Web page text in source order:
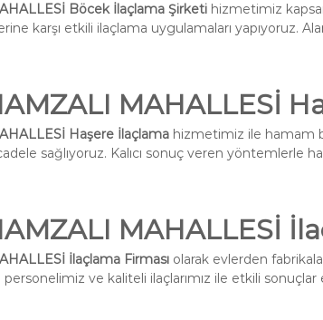
Böcek İlaçlama Şirketi hizmetimiz
karşı etkili ilaçlama uygulamaları yapıyoruz.
MAHALLESİ
Haşere İlaçlama hizmetimiz ile hamam
sağlıyoruz. Kalıcı sonuç veren yöntemlerle
MAHALLESİ
İlaçlama Firması olarak evlerden
ve kaliteli ilaçlarımız ile etkili sonuçlar